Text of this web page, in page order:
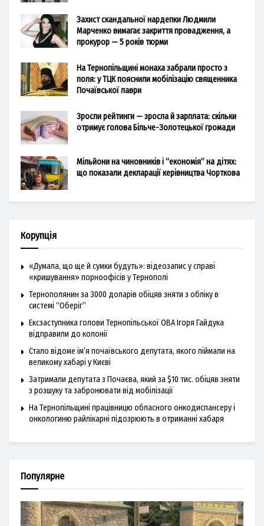
Захист скандальної нардепки Людмили
Марченко вимагає закриття провадження, а
прокурор — 5 років тюрми
На Тернопільщині монаха забрали просто з
поля: у ТЦК пояснили мобілізацію священника
Почаївської лаври
Зросли рейтинги — зросла й зарплата: скільки
отримує голова Більче-Золотецької громади
Мільйони на чиновників і “економія” на дітях:
що показали декларації керівництва Чорткова
Корупція
«Думала, що ще й сумки будуть»: відеозапис у справі
«кришування» порноофісів у Тернополі
Тернополянин за 3000 доларів обіцяв зняти з обліку в
системі “Оберіг”
Ексзаступника голови Тернопільської ОВА Ігоря Гайдука
відправили до колонії
Стало відоме ім’я почаївського депутата, якого піймали на
великому хабарі у Києві
Затримали депутата з Почаєва, який за $10 тис. обіцяв зняти
з розшуку та забронювати від мобілізації
На Тернопільщині працівницю обласного онкодиспансеру і
онкологиню райлікарні підозрюють в отриманні хабаря
Популярне